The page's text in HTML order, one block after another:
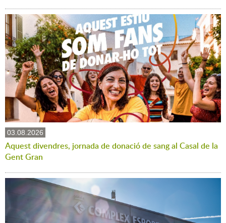
03.08.2026
Aquest divendres, jornada de donació de sang al Casal de la
Gent Gran